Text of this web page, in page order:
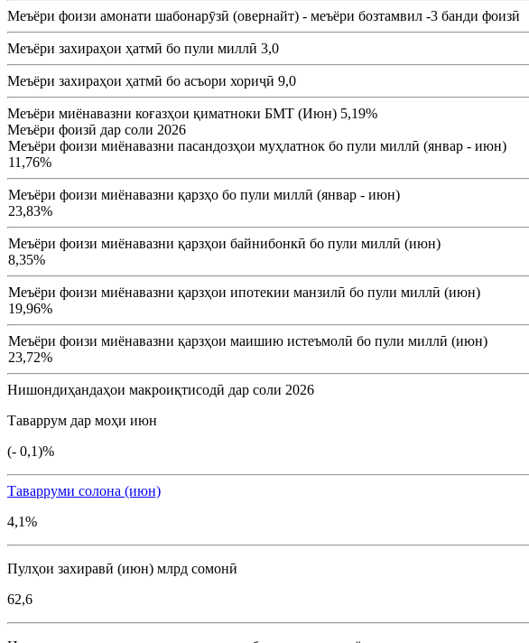
Меъёри фоизи амонати шабонарӯзӣ (овернайт) - меъёри бозтамвил -3 банди фоизӣ
Меъёри захираҳои ҳатмӣ бо пули миллӣ 3,0
Меъёри захираҳои ҳатмӣ бо асъори хориҷӣ 9,0
Меъёри миёнавазни коғазҳои қиматноки БМТ (Июн) 5,19%
Меъёри фоизӣ дар соли 2026
Меъёри фоизи миёнавазни пасандозҳои муҳлатнок бо пули миллӣ (январ - июн)
11,76%
Меъёри фоизи миёнавазни қарзҳо бо пули миллӣ (январ - июн)
23,83%
Меъёри фоизи миёнавазни қарзҳои байнибонкӣ бо пули миллӣ (июн)
8,35%
Меъёри фоизи миёнавазни қарзҳои ипотекии манзилӣ бо пули миллӣ (июн)
19,96%
Меъёри фоизи миёнавазни қарзҳои маишию истеъмолӣ бо пули миллӣ (июн)
23,72%
Нишондиҳандаҳои макроиқтисодӣ дар соли 2026
Таваррум дар моҳи июн
(- 0,1)%
Таварруми солона (июн)
4,1%
Пулҳои захиравӣ (июн) млрд сомонӣ
62,6